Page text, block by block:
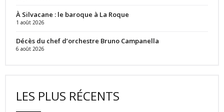
À Silvacane : le baroque à La Roque
1 août 2026
Décès du chef d’orchestre Bruno Campanella
6 août 2026
LES PLUS RÉCENTS